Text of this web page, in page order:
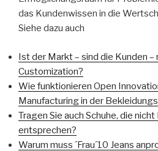
das Kundenwissen in die
Siehe dazu auch
Ist der Markt – sind die Kunden –
Customization?
Wie funktionieren Open
Manufacturing in der
Tragen Sie auch Schuhe, die
entsprechen?
Warum muss ´Frau´10 Jeans